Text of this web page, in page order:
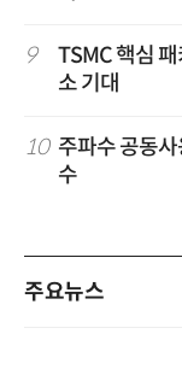
9
TSMC 핵심
소 기대
10 주파수 공동
수
주요뉴스